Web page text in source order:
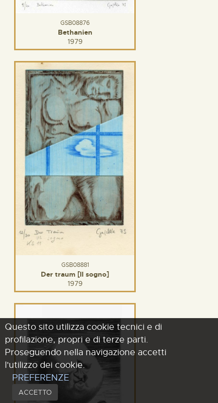
GSB08876
Bethanien
1979
GSB08881
Der traum [Il sogno]
1979
Questo sito utilizza cookie tecnici e di
profilazione, propri e di terze parti.
Proseguendo nella navigazione accetti
l'utilizzo dei cookie.
PREFERENZE
ACCETTO